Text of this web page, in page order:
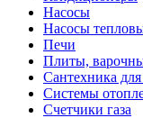
Насосы
Насосы
Печи
Плиты,
Сантехника
Системы
Счетчики газа